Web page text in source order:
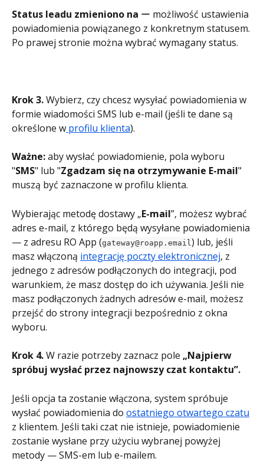
Status leadu zmieniono na ー możliwość ustawienia
powiadomienia powiązanego z konkretnym statusem.
Po prawej stronie można wybrać wymagany status.
Krok 3. Wybierz, czy chcesz wysyłać powiadomienia w
formie wiadomości SMS lub e-mail (jeśli te dane są
określone w profilu klienta).
Ważne: aby wysłać powiadomienie, pola wyboru
"SMS" lub "Zgadzam się na otrzymywanie E-mail"
muszą być zaznaczone w profilu klienta.
Wybierając metodę dostawy „E-mail”, możesz wybrać
adres e-mail, z którego będą wysyłane powiadomienia
— z adresu RO App (gateway@roapp.email ) lub, jeśli
masz włączoną integrację poczty elektronicznej, z
jednego z adresów podłączonych do integracji, pod
warunkiem, że masz dostęp do ich używania. Jeśli nie
masz podłączonych żadnych adresów e-mail, możesz
przejść do strony integracji bezpośrednio z okna
wyboru.
Krok 4. W razie potrzeby zaznacz pole „Najpierw
spróbuj wysłać przez najnowszy czat kontaktu”.
Jeśli opcja ta zostanie włączona, system spróbuje
wysłać powiadomienia do ostatniego otwartego czatu
z klientem. Jeśli taki czat nie istnieje, powiadomienie
zostanie wysłane przy użyciu wybranej powyżej
metody — SMS-em lub e-mailem.